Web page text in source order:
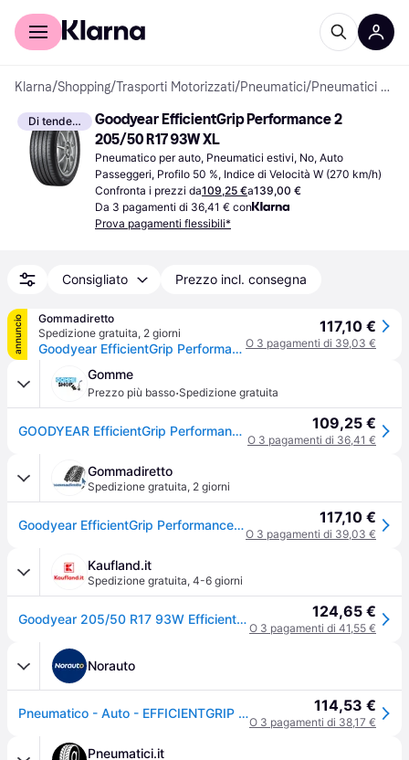
Per il tuo shopping
Klarna/Shopping/Trasporti Motorizzati/Pneumatici/ Pneumatici per auto
Di tendenza
Goodyear EfficientGrip Performance 2
205/50 R17 93W XL
Pneumatico per auto, Pneumatici estivi, No, Auto
Passeggeri, Profilo 50 %, Indice di Velocità W (270 km/h)
Confronta i prezzi da109,25 €a139,00 €
Da 3 pagamenti di 36,41 € con
Prova pagamenti flessibili*
Consigliato Prezzo incl. consegna
annuncio
Gommadiretto
Spedizione gratuita, 2 giorni
Goodyear EfficientGrip Performance 2 ( 205/50 R17 93W XL EVR )
117,10 €
O 3 pagamenti di 39,03 €
Gomme
Prezzo più basso·Spedizione gratuita
GOODYEAR EfficientGrip Performance 2 205/50 R17 93W XL Estate 109,25 €
O 3 pagamenti di 36,41 €
Gommadiretto
Spedizione gratuita, 2 giorni
Goodyear EfficientGrip Performance 2 ( 205/50 R17 93W XL EVR ) 117,10 €
O 3 pagamenti di 39,03 €
Kaufland.it
Spedizione gratuita, 4-6 giorni
Goodyear 205/50 R17 93W Efficientgrip Performance 2 Xl 124,65 €
O 3 pagamenti di 41,55 €
Norauto
Pneumatico - Auto - EFFICIENTGRIP PERFORMANCE 2 - Goodyear - 205-50-17-93-W 114,53 €
O 3 pagamenti di 38,17 €
Pneumatici.it